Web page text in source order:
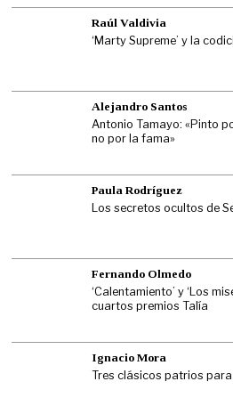
Raúl Valdivia
‘Marty Supreme’ y la
Alejandro Santos
Antonio Tamayo: «Pinto
no por la fama»
Paula Rodríguez
Los secretos ocultos de
Fernando Olmedo
‘Calentamiento’ y ‘Los
cuartos premios Talía
Ignacio Mora
Tres clásicos patrios para